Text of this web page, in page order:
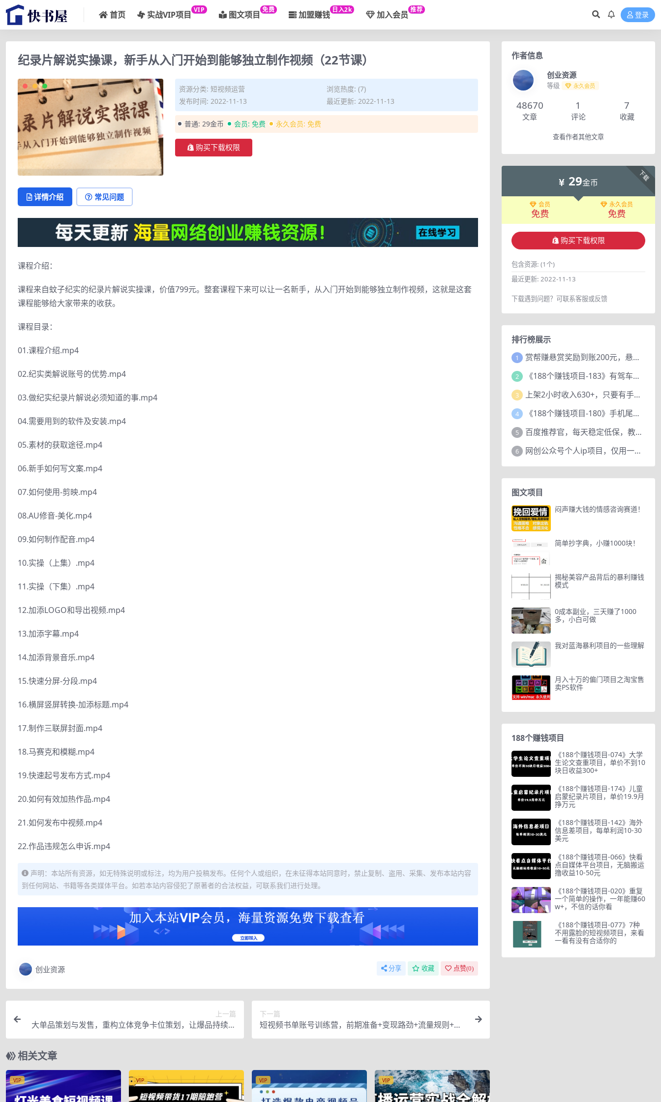
首页 实战VIP项目 VIP 图文项目 免费 加盟赚钱 日入2k 加入会员 推荐
登录
纪录片解说实操课，新手从入门开始到能够独立制作视频（22节课）
资源分类: 短视频运营
浏览热度: (7)
发布时间: 2022-11-13
最近更新: 2022-11-13
普通: 29金币 会员: 免费 永久会员: 免费
购买下载权限
详情介绍 常见问题
课程介绍：
课程来自蚊子纪实的纪录片解说实操课，价值799元。整套课程下来可以让一名新手，从入门开始到能够独立制作视频，这就是这套
课程能够给大家带来的收获。
课程目录：
01.课程介绍.mp4
02.纪实类解说账号的优势.mp4
03.做纪实纪录片解说必须知道的事.mp4
04.需要用到的软件及安装.mp4
05.素材的获取途径.mp4
06.新手如何写文案.mp4
07.如何使用-剪映.mp4
08.AU修音-美化.mp4
09.如何制作配音.mp4
10.实操（上集）.mp4
11.实操（下集）.mp4
12.加添LOGO和导出视频.mp4
13.加添字幕.mp4
14.加添背景音乐.mp4
15.快速分屏-分段.mp4
16.横屏竖屏转换-加添标题.mp4
17.制作三联屏封面.mp4
18.马赛克和模糊.mp4
19.快速起号发布方式.mp4
20.如何有效加热作品.mp4
21.如何发布中视频.mp4
22.作品违规怎么申诉.mp4
声明：本站所有资源，如无特殊说明或标注，均为用户投稿发布。任何个人或组织，在未征得本站同意时，禁止复制、盗用、采集、发布本站内容
到任何网站、书籍等各类媒体平台。如若本站内容侵犯了原著者的合法权益，可联系我们进行处理。
创业资源 分享 收藏 点赞(0)
上一篇
大单品策划与发售，重构立体竞争卡位策划，让爆品持续爆
卖
下一篇
短视频书单账号训练营，前期准备+变现路劲+流量规则+快
速涨粉+暴力起号等等
相关文章
VIP VIP VIP VIP
作者信息
创业资源
等级 永久会员
48670
文章
1
评论
7
收藏
查看作者其他文章
下载
29金币
会员
免费
永久会员
免费
购买下载权限
包含资源: (1个)
最近更新: 2022-11-13
下载遇到问题？可联系客服或反馈
排行榜展示
1 赏帮赚悬赏奖励到账200元，悬赏任务多劳多得，人人可做。
2 《188个赚钱项目-183》有驾车评项目，动动小手，复制粘贴赚44元！
3 上架2小时收入630+，只要有手就能做的AI搞钱项目，奶奶看完都能学会!
4 《188个赚钱项目-180》手机尾号测试评分项目，短视频直播日赚200+
5 百度推荐官，每天稳定低保，教程赠上
6 网创公众号个人ip项目，仅用一篇文章做到全网引流！
图文项目
闷声赚大钱的情感咨询赛道！
简单抄字典，小赚1000块！
揭秘美容产品背后的暴利赚钱
模式
0成本副业，三天赚了1000
多，小白可做
我对蓝海暴利项目的一些理解
月入十万的偏门项目之淘宝售
卖PS软件
188个赚钱项目
《188个赚钱项目-074》大学
生论文查重项目，单价不到10
块日收益300+
《188个赚钱项目-174》儿童
启蒙纪录片项目，单价19.9月
挣万元
《188个赚钱项目-142》海外
信息差项目，每单利润10-30
美元
《188个赚钱项目-066》快看
点自媒体平台项目，无脑搬运
撸收益10-50元
《188个赚钱项目-020》重复
一个简单的操作，一年能赚60
w+，不信的话你看
《188个赚钱项目-077》7种
不用露脸的短视频项目，来看
一看有没有合适你的